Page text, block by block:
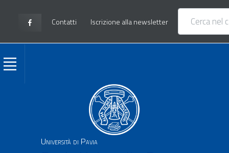
Contatti Iscrizione alla newsletter
Università di Pavia